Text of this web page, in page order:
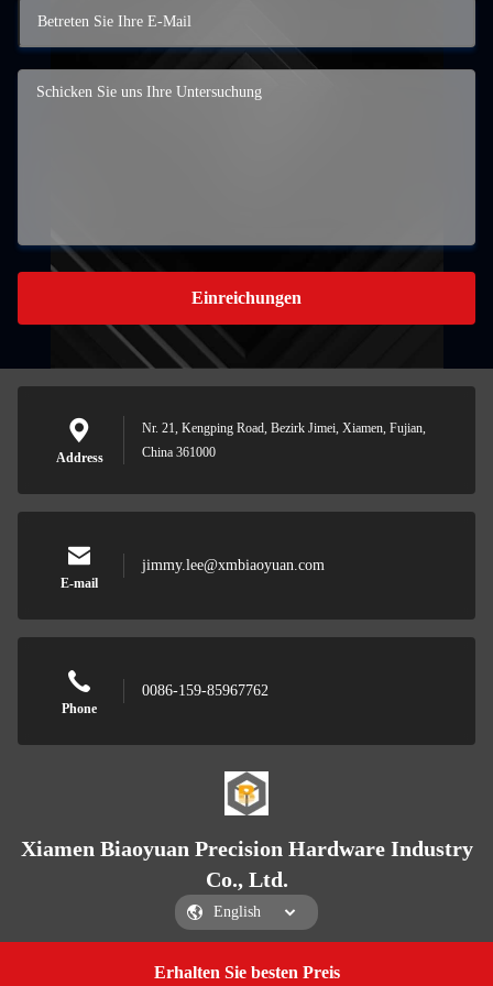
Erhalten Sie besten Preis
Einreichungen
Address
Nr. 21, Kengping Road, Bezirk Jimei, Xiamen, Fujian,
China 361000
E-mail
jimmy.lee@xmbiaoyuan.com
Phone
0086-159-85967762
Xiamen Biaoyuan Precision Hardware Industry
Co., Ltd.
Xiamen Biaoyuan Precision Hardware Industry Co., Ltd.
Get a Quote